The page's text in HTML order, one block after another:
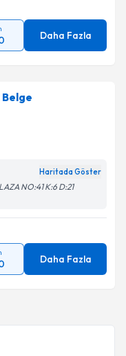
Daha Fazla
Haritada Göster
NO:41 K:6 D:21
Daha Fazla